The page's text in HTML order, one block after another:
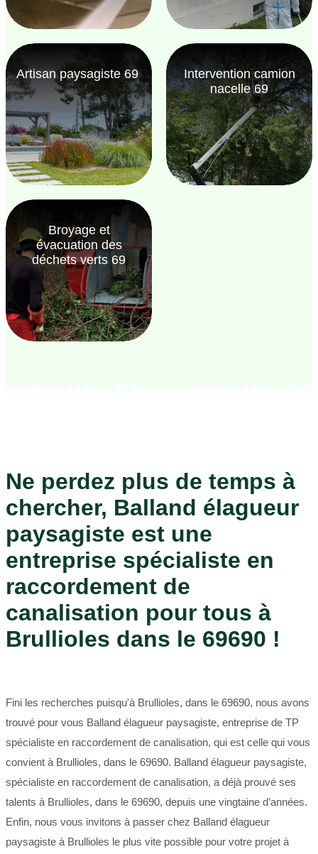
Artisan paysagiste 69
Intervention camion
nacelle 69
Broyage et
évacuation des
déchets verts 69
Ne perdez plus de temps à
chercher, Balland élagueur
paysagiste est une
entreprise spécialiste en
raccordement de
canalisation pour tous à
Brullioles dans le 69690 !
Fini les recherches puisqu'à Brullioles, dans le 69690, nous avons
trouvé pour vous Balland élagueur paysagiste, entreprise de TP
spécialiste en raccordement de canalisation, qui est celle qui vous
convient à Brullioles, dans le 69690. Balland élagueur paysagiste,
spécialiste en raccordement de canalisation, a déjà prouvé ses
talents à Brullioles, dans le 69690, depuis une vingtaine d’années.
Enfin, nous vous invitons à passer chez Balland élagueur
paysagiste à Brullioles le plus vite possible pour votre projet à